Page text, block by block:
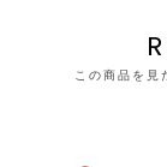
この商品を見